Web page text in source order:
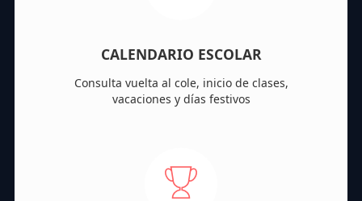
CALENDARIO ESCOLAR
Consulta vuelta al cole, inicio de clases,
vacaciones y días festivos